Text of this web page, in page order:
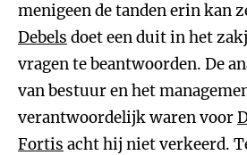
menigeen de tanden erin kan
Debels doet een duit in het
vragen te beantwoorden. De
van bestuur en het
verantwoordelijk waren voor
Fortis acht hij niet verkeerd.